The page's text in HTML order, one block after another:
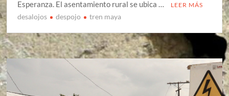
Esperanza. El asentamiento rural se ubica …
LEER MÁS
desalojos despojo tren maya